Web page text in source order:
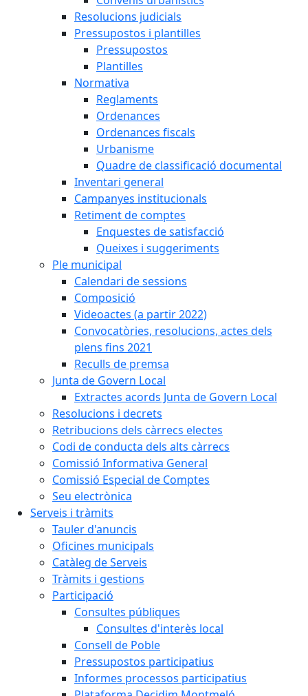
Resolucions judicials
Pressupostos i plantilles
Pressupostos
Plantilles
Normativa
Reglaments
Ordenances
Ordenances fiscals
Urbanisme
Quadre de classificació documental
Inventari general
Campanyes institucionals
Retiment de comptes
Enquestes de satisfacció
Queixes i suggeriments
Ple municipal
Calendari de sessions
Composició
Videoactes (a partir 2022)
Convocatòries, resolucions, actes dels
plens fins 2021
Reculls de premsa
Junta de Govern Local
Extractes acords Junta de Govern Local
Resolucions i decrets
Retribucions dels càrrecs electes
Codi de conducta dels alts càrrecs
Comissió Informativa General
Comissió Especial de Comptes
Seu electrònica
Serveis i tràmits
Tauler d'anuncis
Oficines municipals
Catàleg de Serveis
Tràmits i gestions
Participació
Consultes públiques
Consultes d'interès local
Consell de Poble
Pressupostos participatius
Informes processos participatius